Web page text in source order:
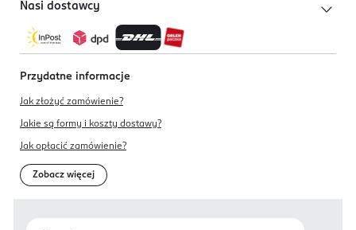
Nasi dostawcy
Przydatne informacje
Jak złożyć zamówienie?
Jakie są formy i koszty dostawy?
Jak opłacić zamówienie?
Zobacz więcej